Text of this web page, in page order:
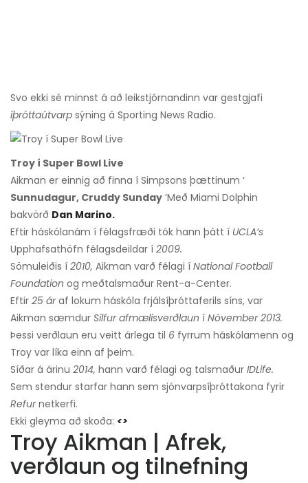
Svo ekki sé minnst á að leikstjórnandinn var gestgjafi
íþróttaútvarp sýning á Sporting News Radio.
Troy í Super Bowl Live
Aikman er einnig að finna í Simpsons þættinum ‘
Sunnudagur, Cruddy Sunday ‘Með Miami Dolphin
bakvörð Dan Marino.
Eftir háskólanám í félagsfræði tók hann þátt í UCLA’s
Upphafsathöfn félagsdeildar í 2009.
Sömuleiðis í 2010, Aikman varð félagi í National Football
Foundation og meðtalsmaður Rent-a-Center.
Eftir 25 áraf lokum háskóla frjálsíþróttaferils síns, var
Aikman sæmdur Silfur afmælisverðlaun í Nóvember 2013.
Þessi verðlaun eru veitt árlega til 6 fyrrum háskólamenn og
Troy var líka einn af þeim.
Síðar á árinu 2014, hann varð félagi og talsmaður IDLife.
Sem stendur starfar hann sem sjónvarpsíþróttakona fyrir
Refurnetkerfi.
Ekki gleyma að skoða: <>
Troy Aikman | Afrek,
verðlaun og tilnefning